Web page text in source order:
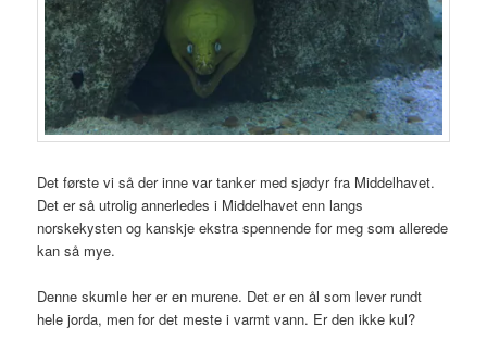
Det første vi så der inne var tanker med sjødyr fra Middelhavet.
Det er så utrolig annerledes i Middelhavet enn langs
norskekysten og kanskje ekstra spennende for meg som allerede
kan så mye.
Denne skumle her er en murene. Det er en ål som lever rundt
hele jorda, men for det meste i varmt vann. Er den ikke kul?